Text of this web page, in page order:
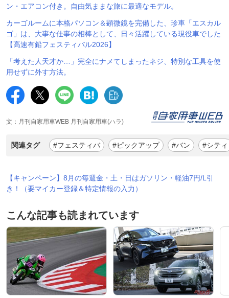
ン・エアコン付き。自由気ままな旅に最適なモデル。
カーゴルームに本格パソコン＆顕微鏡を完備した、珍車「エスカル
ゴ」は、大事な仕事の相棒として、日々活躍している現役車でした
【高速有鉛フェスティバル2026】
「考えた人天才か…」完全にナメてしまったネジ、特別な工具を使
用せずに外す方法。
文：月刊自家用車WEB 月刊自家用車(ハラ)
関連タグ #フェスティバ #ピックアップ #バン #シティ
【キャンペーン】8月の毎週金・土・日はガソリン・軽油7円/L引
き！（要マイカー登録＆特定情報の入力）
こんな記事も読まれています